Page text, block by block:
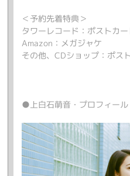
＜予約先着特典＞
タワーレコード：ポストカー
Amazon：メガジャケ
その他、CDショップ：ポス
●上白石萌音・プロフィール